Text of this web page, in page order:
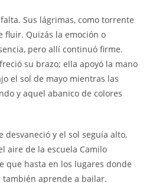
Sus lágrimas, como torrente
fluir. Quizás la emoción o
pero allí continuó firme.
su brazo; ella apoyó la mano
el sol de mayo mientras las
y aquel abanico de colores
desvaneció y el sol seguía alto,
aire de la escuela Camilo
que hasta en los lugares donde
también aprende a bailar.